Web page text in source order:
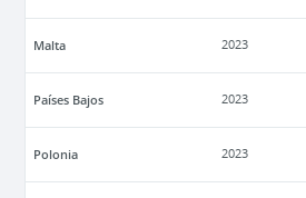
Malta 2023
Países Bajos 2023
Polonia 2023